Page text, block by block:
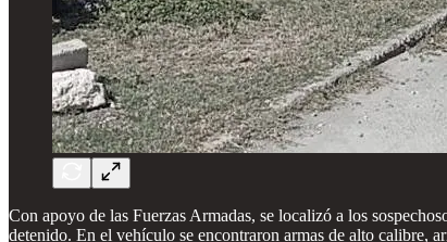
Con apoyo de las Fuerzas Armadas, se localizó a los
detenido. En el vehículo se encontraron armas de alto calibre,